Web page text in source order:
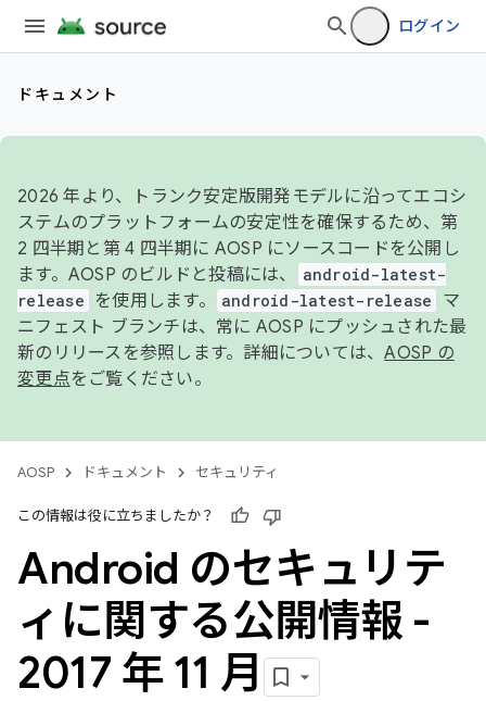
ログイン
ドキュメント
2026 年より、トランク安定版開発モデルに沿ってエコシ
ステムのプラットフォームの安定性を確保するため、第
2 四半期と第 4 四半期に AOSP にソースコードを公開し
ます。AOSP のビルドと投稿には、
android-latest-
release
を使用します。 android-latest-release
マ
ニフェスト ブランチは、常に AOSP にプッシュされた最
新のリリースを参照します。詳細については、AOSP の
変更点をご覧ください。
AOSP ドキュメント セキュリティ
この情報は役に立ちましたか？
Android のセキュリテ
ィに関する公開情報 -
2017 年 11 月